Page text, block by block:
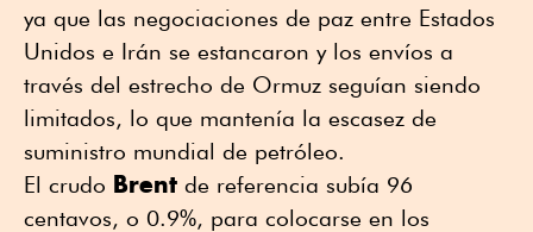
ya que las negociaciones de paz ⁠entre Estados
Unidos e Irán se estancaron y los envíos a
través del estrecho de Ormuz seguían siendo
limitados, lo que mantenía la escasez de
suministro mundial de petróleo.
El ⁠crudo Brent de referencia subía ⁠96
centavos, o 0.9%, para colocarse en los